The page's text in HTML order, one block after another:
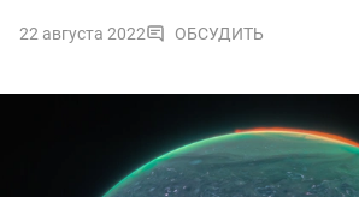
22 августа 2022 ОБСУДИТЬ